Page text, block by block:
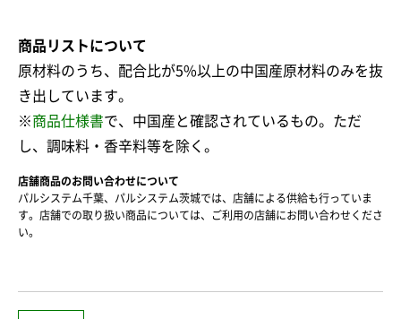
商品リストについて
原材料のうち、配合比が5%以上の中国産原材料のみを抜
き出しています。
※商品仕様書で、中国産と確認されているもの。ただ
し、調味料・香辛料等を除く。
店舗商品のお問い合わせについて
パルシステム千葉、パルシステム茨城では、店舗による供給も行っていま
す。店舗での取り扱い商品については、ご利用の店舗にお問い合わせくださ
い。